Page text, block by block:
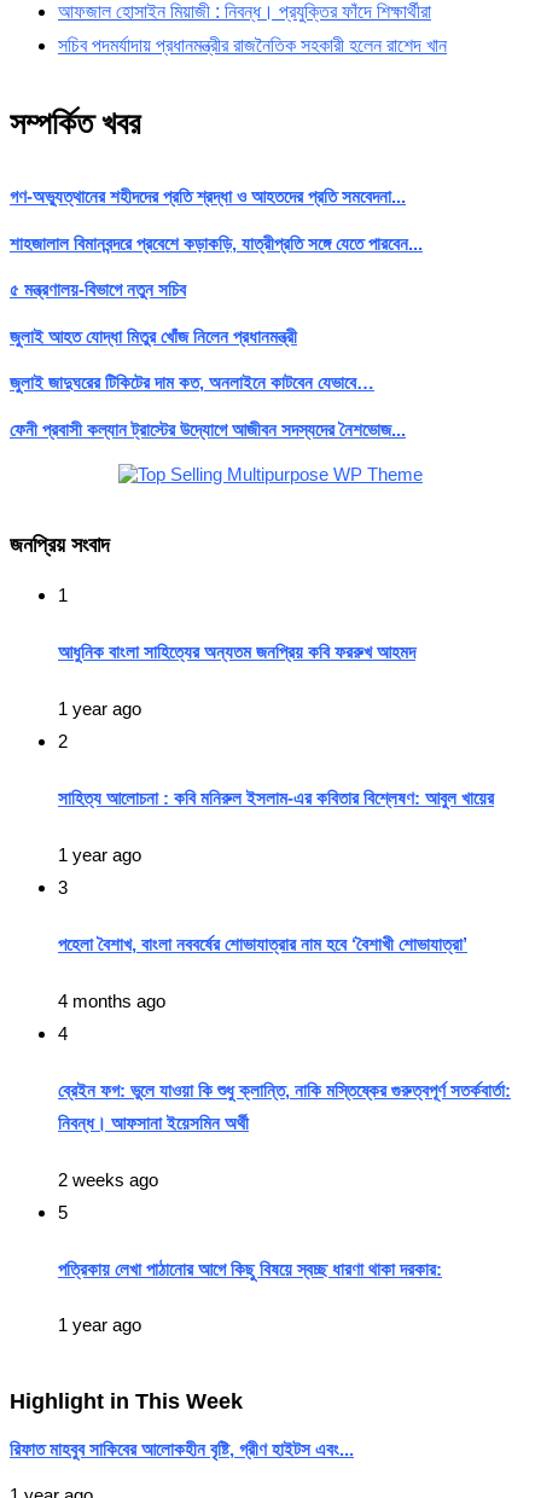
আফজাল হোসাইন মিয়াজী : নিবন্ধ। প্রযুক্তির ফাঁদে শিক্ষার্থীরা
সচিব পদমর্যাদায় প্রধানমন্ত্রীর রাজনৈতিক সহকারী হলেন রাশেদ খান
সম্পর্কিত খবর
গণ-অভ্যুত্থানের শহীদদের প্রতি শ্রদ্ধা ও আহতদের প্রতি সমবেদনা...
শাহজালাল বিমানবন্দরে প্রবেশে কড়াকড়ি, যাত্রীপ্রতি সঙ্গে যেতে পারবেন...
৫ মন্ত্রণালয়-বিভাগে নতুন সচিব
জুলাই আহত যোদ্ধা মিতুর খোঁজ নিলেন প্রধানমন্ত্রী
জুলাই জাদুঘরের টিকিটের দাম কত, অনলাইনে কাটবেন যেভাবে…
ফেনী প্রবাসী কল্যান ট্রাস্টের উদ্যোগে আজীবন সদস্যদের নৈশভোজ...
জনপ্রিয় সংবাদ
1
আধুনিক বাংলা সাহিত্যের অন্যতম জনপ্রিয় কবি ফররুখ আহমদ
1 year ago
2
সাহিত্য আলোচনা : কবি মনিরুল ইসলাম-এর কবিতার বিশ্লেষণ: আবুল খায়ের
1 year ago
3
পহেলা বৈশাখ, বাংলা নববর্ষের শোভাযাত্রার নাম হবে ‘বৈশাখী শোভাযাত্রা’
4 months ago
4
ব্রেইন ফগ: ভুলে যাওয়া কি শুধু ক্লান্তি, নাকি মস্তিষ্কের গুরুত্বপূর্ণ সতর্কবার্তা:
নিবন্ধ। আফসানা ইয়েসমিন অর্থী
2 weeks ago
5
পত্রিকায় লেখা পাঠানোর আগে কিছু বিষয়ে স্বচ্ছ ধারণা থাকা দরকার:
1 year ago
Highlight in This Week
রিফাত মাহবুব সাকিবের আলোকহীন বৃষ্টি, গ্রীণ হাইটস এবং...